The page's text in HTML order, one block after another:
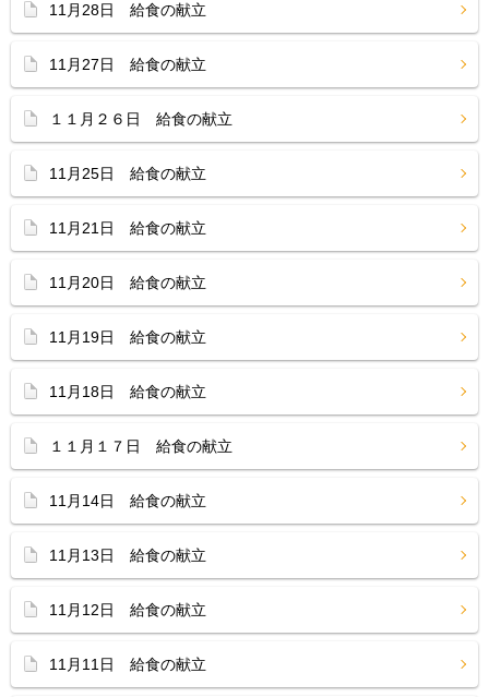
11月28日 給食の献立
11月27日 給食の献立
１１月２６日 給食の献立
11月25日 給食の献立
11月21日 給食の献立
11月20日 給食の献立
11月19日 給食の献立
11月18日 給食の献立
１１月１７日 給食の献立
11月14日 給食の献立
11月13日 給食の献立
11月12日 給食の献立
11月11日 給食の献立